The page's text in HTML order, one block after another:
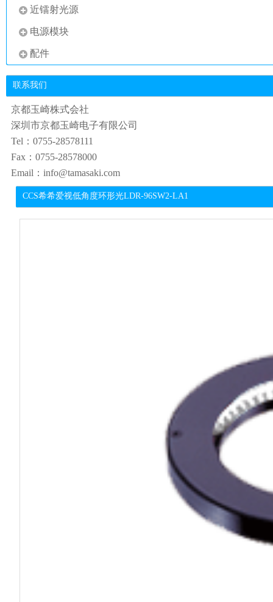
近镭射光源
电源模块
配件
联系我们
京都玉崎株式会社
深圳市京都玉崎电子有限公司
Tel：0755-28578111
Fax：0755-28578000
Email：info@tamasaki.com
CCS希希爱视低角度环形光LDR-96SW2-LA1